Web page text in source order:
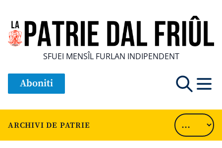
SFUEI MENSÎL FURLAN INDIPENDENT
Aboniti
ARCHIVI DE PATRIE